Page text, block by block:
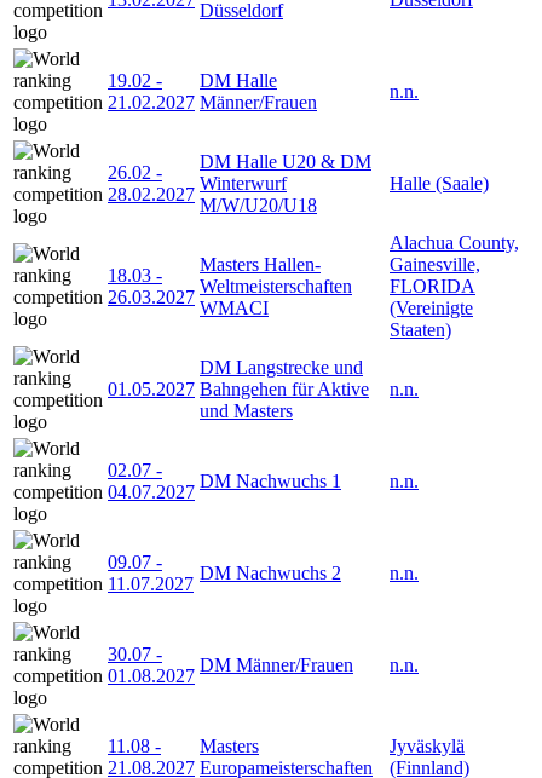
Düsseldorf
19.02 -
21.02.2027
DM Halle
Männer/Frauen
n.n.
26.02 -
28.02.2027
DM Halle U20 & DM
Winterwurf
M/W/U20/U18
Halle (Saale)
18.03 -
26.03.2027
Masters Hallen-
Weltmeisterschaften
WMACI
Alachua County,
Gainesville,
FLORIDA
(Vereinigte
Staaten)
01.05.2027
DM Langstrecke und
Bahngehen für Aktive
und Masters
n.n.
02.07 -
04.07.2027
DM Nachwuchs 1 n.n.
09.07 -
11.07.2027
DM Nachwuchs 2 n.n.
30.07 -
01.08.2027
DM Männer/Frauen n.n.
11.08 -
21.08.2027
Masters
Europameisterschaften
Jyväskylä
(Finnland)